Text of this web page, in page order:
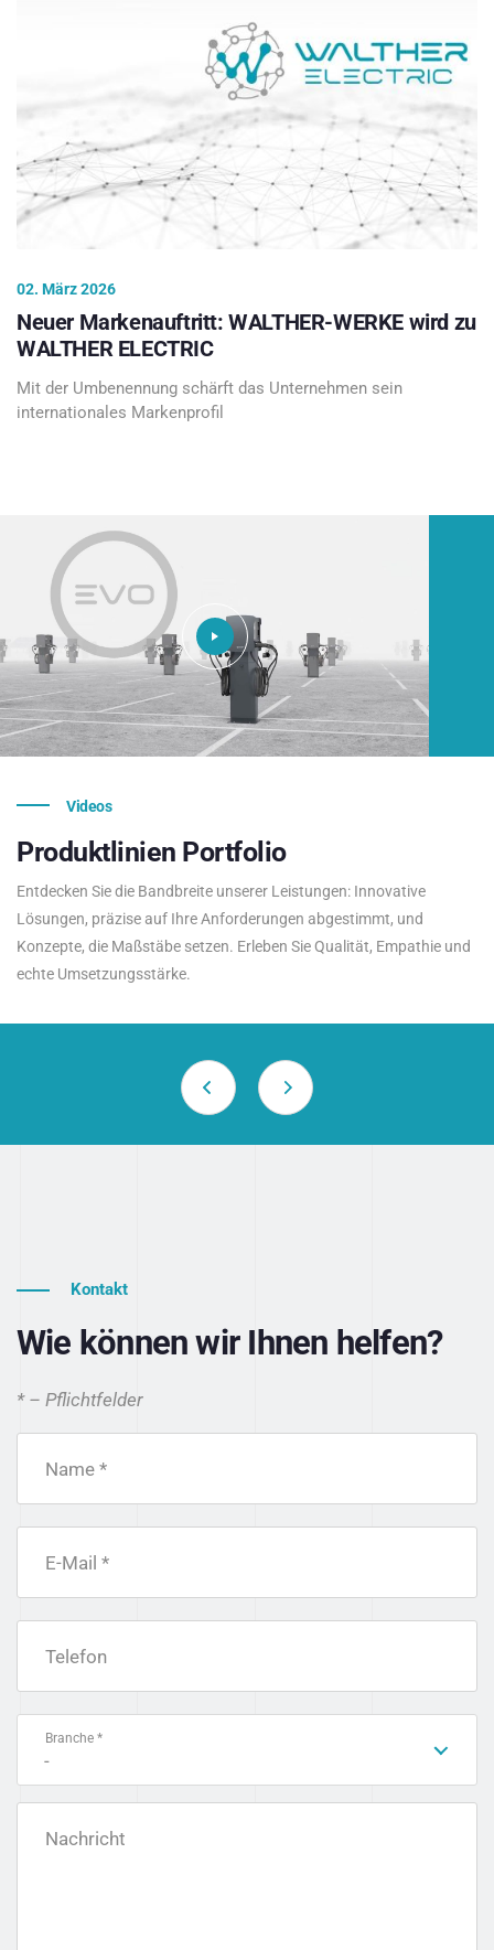
02. März 2026
Neuer Markenauftritt: WALTHER-WERKE wird zu
WALTHER ELECTRIC
Mit der Umbenennung schärft das Unternehmen sein
internationales Markenprofil
Videos
Produktlinien Portfolio
Entdecken Sie die Bandbreite unserer Leistungen: Innovative
Lösungen, präzise auf Ihre Anforderungen abgestimmt, und
Konzepte, die Maßstäbe setzen. Erleben Sie Qualität, Empathie und
echte Umsetzungsstärke.
Kontakt
Wie können wir Ihnen helfen?
* – Pflichtfelder
Name *
E-Mail *
Telefon
Branche *
-
Nachricht